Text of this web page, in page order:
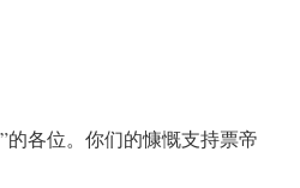
各位。 你们的慷慨支持票帝